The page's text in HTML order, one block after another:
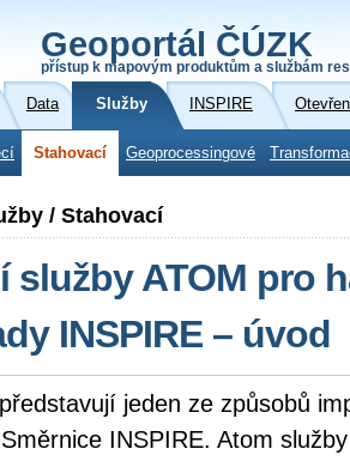
Geoportál ČÚZK
přístup k mapovým produktům a službám
Data Služby INSPIRE
Stahovací Geoprocessingové
/ Stahovací
služby ATOM pro
INSPIRE – úvod
jeden ze způsobů
INSPIRE. Atom